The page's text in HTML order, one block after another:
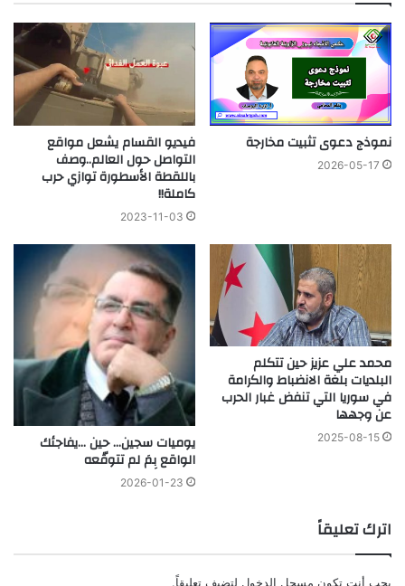
نموذج دعوى تثبيت مخارجة
2026-05-17
فيديو القسام يشعل مواقع
التواصل حول العالم..وصف
باللقطة الأسطورة توازي حرب
كاملة!!
2023-11-03
محمد علي عزيز حين تتكلم
البلديات بلغة الانضباط والكرامة
في سوريا التي تنفض غبار الحرب
عن وجهها
2025-08-15 يوميات سجين… حين …يفاجئك
الواقع بِمَ لم تتوقّعه
2026-01-23
اترك تعليقاً
يجب أنت تكون مسجل الدخول لتضيف تعليقاً.